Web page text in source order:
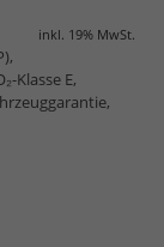
inkl. 19% MwSt.
Klasse E,